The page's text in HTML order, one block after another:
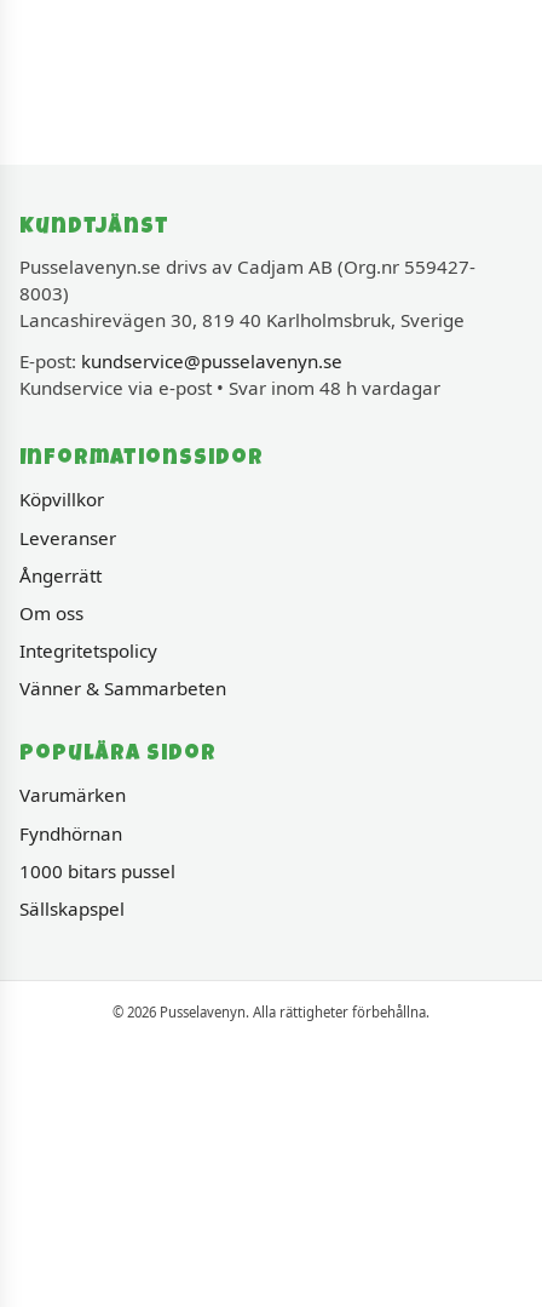
Kundtjänst
Pusselavenyn.se drivs av Cadjam AB (Org.nr 559427-
8003)
Lancashirevägen 30, 819 40 Karlholmsbruk, Sverige
E-post: kundservice@pusselavenyn.se
Kundservice via e-post • Svar inom 48 h vardagar
Informationssidor
Köpvillkor
Leveranser
Ångerrätt
Om oss
Integritetspolicy
Vänner & Sammarbeten
Populära sidor
Varumärken
Fyndhörnan
1000 bitars pussel
Sällskapspel
© 2026 Pusselavenyn. Alla rättigheter förbehållna.